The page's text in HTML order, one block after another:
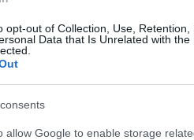
opt-out of Collection, Use,
Data that Is Unrelated with
allow Google to enable storage
egy kevés olajjal és sóval.
le és vedd le a tűzről. Hagyd